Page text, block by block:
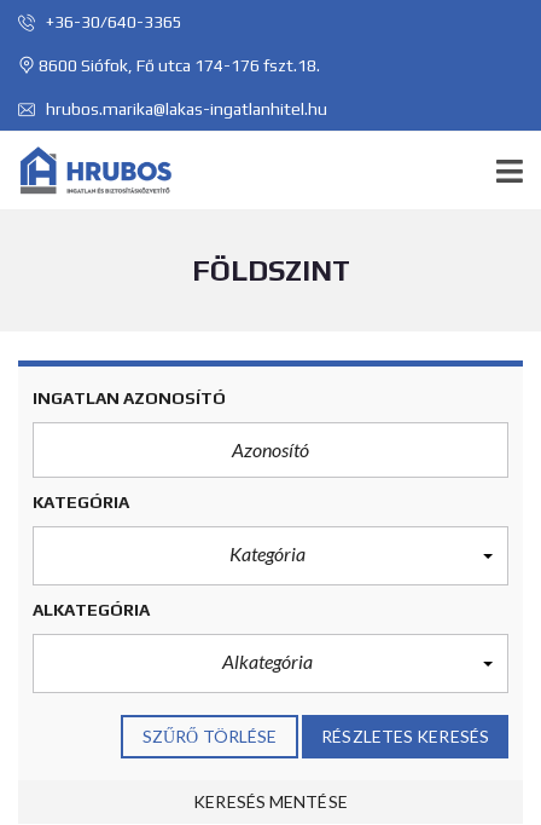
+36-30/640-3365
8600 Siófok, Fő utca 174-176 fszt.18.
hrubos.marika@lakas-ingatlanhitel.hu
FÖLDSZINT
INGATLAN AZONOSÍTÓ
KATEGÓRIA
Kategória
ALKATEGÓRIA
Alkategória
SZŰRŐ TÖRLÉSE RÉSZLETES KERESÉS
KERESÉS MENTÉSE